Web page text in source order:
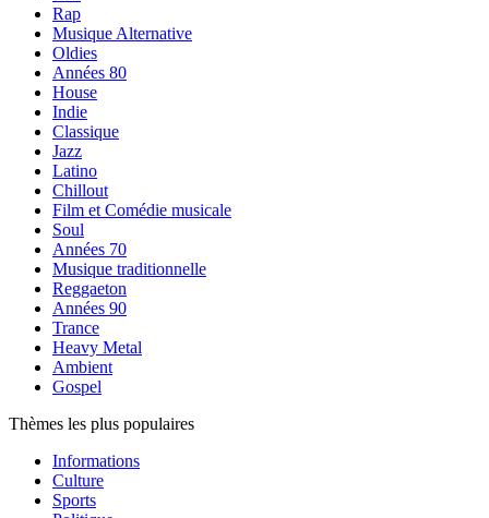
Rap
Musique Alternative
Oldies
Années 80
House
Indie
Classique
Jazz
Latino
Chillout
Film et Comédie musicale
Soul
Années 70
Musique traditionnelle
Reggaeton
Années 90
Trance
Heavy Metal
Ambient
Gospel
Thèmes les plus populaires
Informations
Culture
Sports